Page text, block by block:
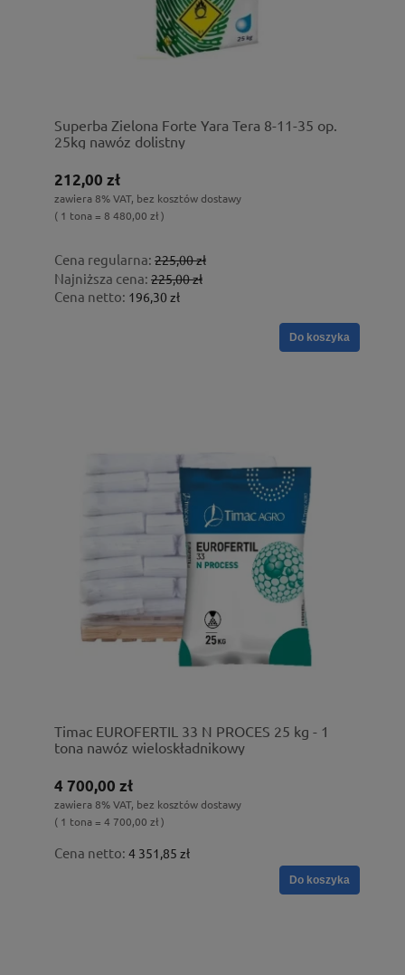
Superba Zielona Forte Yara Tera 8-11-35 op.
25kg nawóz dolistny
212,00 zł
zawiera 8% VAT, bez kosztów dostawy
( 1 tona = 8 480,00 zł )
Cena regularna: 225,00 zł
Najniższa cena: 225,00 zł
Cena netto: 196,30 zł
Do koszyka
Timac EUROFERTIL 33 N PROCES 25 kg - 1
tona nawóz wieloskładnikowy
4 700,00 zł
zawiera 8% VAT, bez kosztów dostawy
( 1 tona = 4 700,00 zł )
Cena netto: 4 351,85 zł
Do koszyka